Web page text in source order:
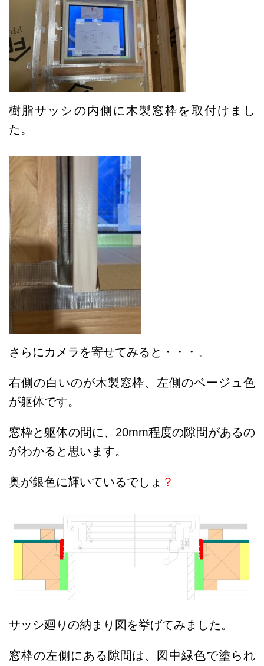
樹脂サッシの内側に木製窓枠を取付けまし
た。
さらにカメラを寄せてみると・・・。
右側の白いのが木製窓枠、左側のベージュ色
が躯体です。
窓枠と躯体の間に、20mm程度の隙間があるの
がわかると思います。
奥が銀色に輝いているでしょ ？
サッシ廻りの納まり図を挙げてみました。
窓枠の左側にある隙間は、図中緑色で塗られ